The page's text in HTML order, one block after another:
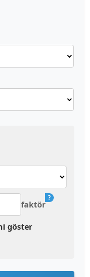
faktör
?
göster